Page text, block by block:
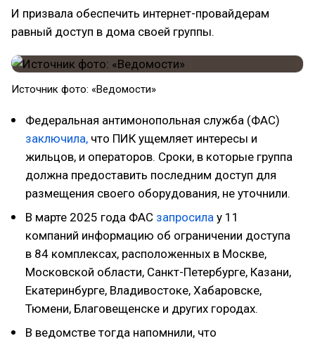
И призвала обеспечить интернет-провайдерам
равный доступ в дома своей группы.
Источник фото: «Ведомости»
Федеральная антимонопольная служба (ФАС)
заключила, что ПИК ущемляет интересы и
жильцов, и операторов. Сроки, в которые группа
должна предоставить последним доступ для
размещения своего оборудования, не уточнили.
В марте 2025 года ФАС запросила у 11
компаний информацию об ограничении доступа
в 84 комплексах, расположенных в Москве,
Московской области, Санкт-Петербурге, Казани,
Екатеринбурге, Владивостоке, Хабаровске,
Тюмени, Благовещенске и других городах.
В ведомстве тогда напомнили, что